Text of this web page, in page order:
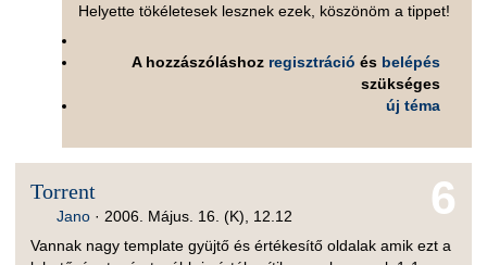
Helyette tökéletesek lesznek ezek, köszönöm a tippet!
A hozzászóláshoz regisztráció és belépés
szükséges
új téma
6
Torrent
Jano · 2006. Május. 16. (K), 12.12
Vannak nagy template gyüjtő és értékesítő oldalak amik ezt a